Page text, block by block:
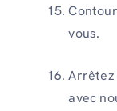
vous.
Arrêtez
avec